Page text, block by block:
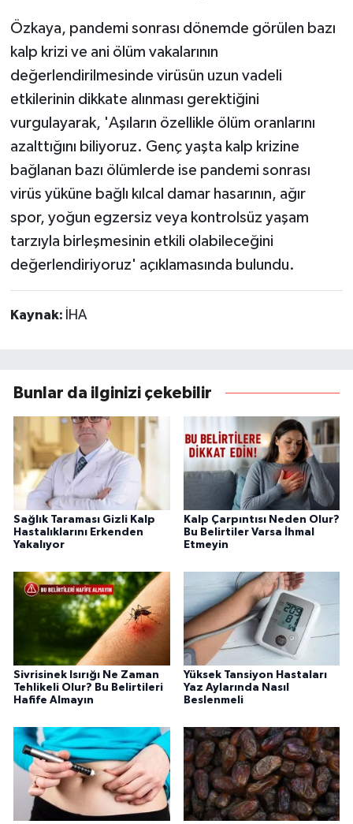
Özkaya, pandemi sonrası dönemde görülen bazı
kalp krizi ve ani ölüm vakalarının
değerlendirilmesinde virüsün uzun vadeli
etkilerinin dikkate alınması gerektiğini
vurgulayarak, 'Aşıların özellikle ölüm oranlarını
azalttığını biliyoruz. Genç yaşta kalp krizine
bağlanan bazı ölümlerde ise pandemi sonrası
virüs yüküne bağlı kılcal damar hasarının, ağır
spor, yoğun egzersiz veya kontrolsüz yaşam
tarzıyla birleşmesinin etkili olabileceğini
değerlendiriyoruz' açıklamasında bulundu.
Kaynak: İHA
Bunlar da ilginizi çekebilir
Sağlık Taraması Gizli Kalp
Hastalıklarını Erkenden
Yakalıyor
Kalp Çarpıntısı Neden Olur?
Bu Belirtiler Varsa İhmal
Etmeyin
Sivrisinek Isırığı Ne Zaman
Tehlikeli Olur? Bu Belirtileri
Hafife Almayın
Yüksek Tansiyon Hastaları
Yaz Aylarında Nasıl
Beslenmeli